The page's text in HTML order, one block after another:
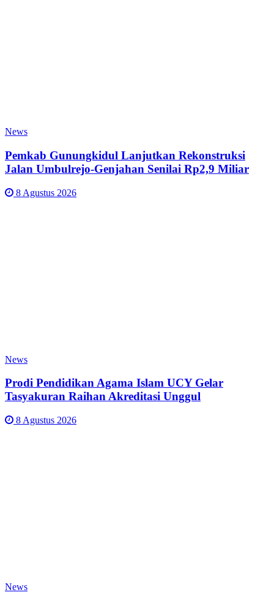
News
Pemkab Gunungkidul Lanjutkan Rekonstruksi
Jalan Umbulrejo-Genjahan Senilai Rp2,9 Miliar
8 Agustus 2026
News
Prodi Pendidikan Agama Islam UCY Gelar
Tasyakuran Raihan Akreditasi Unggul
8 Agustus 2026
News